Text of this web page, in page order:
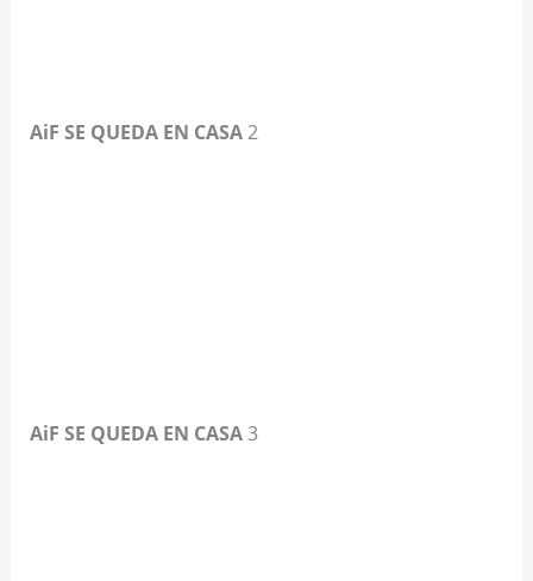
AiF SE QUEDA EN CASA2
AiF SE QUEDA EN CASA3